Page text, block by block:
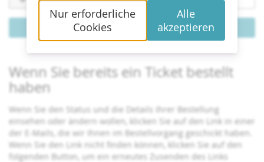
Gutschein einlösen
Wenn Sie bereits ein Ticket bestellt
haben
Wenn Sie den Status und die Details Ihrer Bestellung
einsehen oder ändern wollen, klicken Sie auf den Link in einer
der E-Mails, die wir Ihnen im Bestellvorgang geschickt haben.
Wenn Sie den Link nicht finden können, klicken Sie auf den
folgenden Button, um ein erneutes Zusenden des Links
Nur erforderliche
Cookies
Alle
akzeptieren